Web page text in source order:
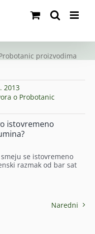
proizvodima
2013
o Probotanic
istovremeno
se istovremeno
razmak od bar sat
Naredni